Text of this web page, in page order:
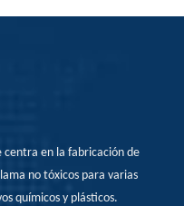
centra en la fabricación de
no tóxicos para varias
químicos y plásticos.